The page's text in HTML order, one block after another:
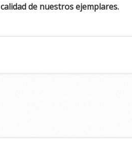
de nuestros ejemplares.